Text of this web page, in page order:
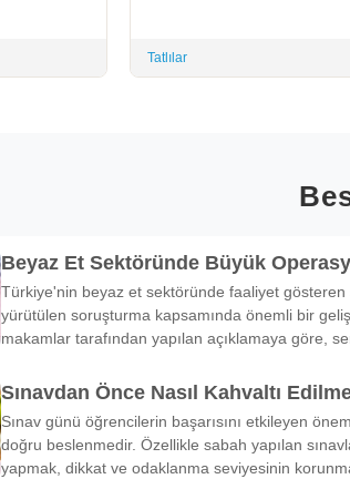
Tatlılar
Beyaz Et Sektöründe Büyük
Türkiye'nin beyaz et sektöründe faaliyet
yürütülen soruşturma kapsamında önemli bir
makamlar tarafından yapılan açıklamaya göre,
Sınavdan Önce Nasıl Kahvaltı
Sınav günü öğrencilerin başarısını etkileyen
doğru beslenmedir. Özellikle sabah yapılan
yapmak, dikkat ve odaklanma seviyesinin